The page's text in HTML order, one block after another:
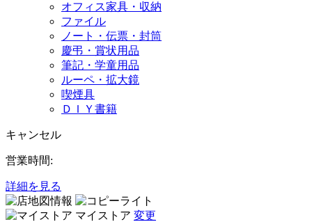
オフィス家具・収納
ファイル
ノート・伝票・封筒
慶弔・賞状用品
筆記・学童用品
ルーペ・拡大鏡
喫煙具
ＤＩＹ書籍
キャンセル
営業時間:
詳細を見る
マイストア 変更